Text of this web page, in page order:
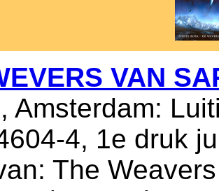
VAN
Amsterdam:
4, 1e druk
The